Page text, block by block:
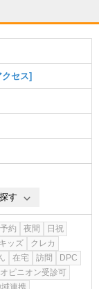
クセス]
す
約 夜間
日祝
キッズ
クレカ
在宅 訪問
DPC
ピニオン受診可
連携